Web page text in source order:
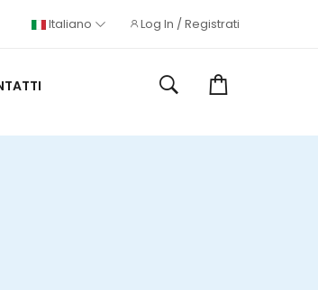
Italiano Log In / Registrati